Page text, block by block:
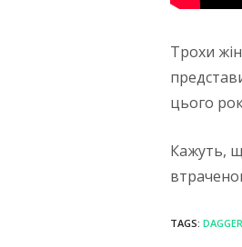
Трохи
цього
Кажуть,
TAGS: